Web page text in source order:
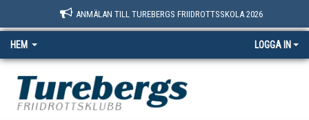
ANMÄLAN TILL TUREBERGS FRIIDROTTSSKOLA 2026
HEM LOGGA IN